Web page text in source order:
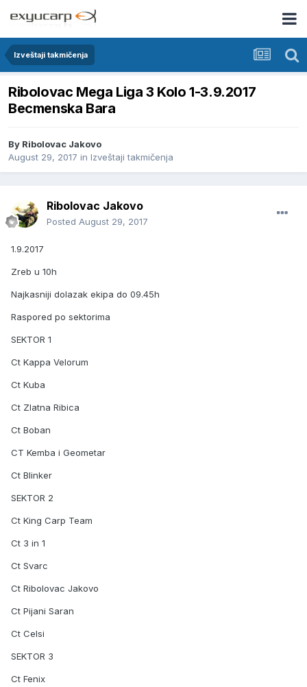
Izveštaji takmičenja
Ribolovac Mega Liga 3 Kolo 1-3.9.2017
Becmenska Bara
By Ribolovac Jakovo
August 29, 2017 in Izveštaji takmičenja
Ribolovac Jakovo
Posted August 29, 2017
1.9.2017
Zreb u 10h
Najkasniji dolazak ekipa do 09.45h
Raspored po sektorima
SEKTOR 1
Ct Kappa Velorum
Ct Kuba
Ct Zlatna Ribica
Ct Boban
CT Kemba i Geometar
Ct Blinker
SEKTOR 2
Ct King Carp Team
Ct 3 in 1
Ct Svarc
Ct Ribolovac Jakovo
Ct Pijani Saran
Ct Celsi
SEKTOR 3
Ct Fenix